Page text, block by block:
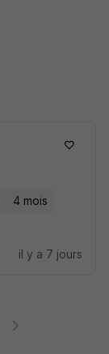
4 mois
il y a 7 jours